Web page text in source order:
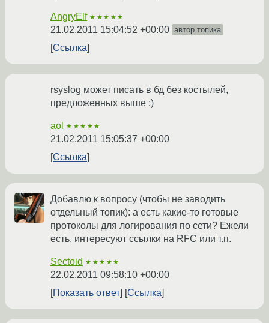
AngryElf ★★★★★
21.02.2011 15:04:52 +00:00 автор топика
Ссылка
rsyslog может писать в бд без костылей,
предложенных выше :)
aol ★★★★★
21.02.2011 15:05:37 +00:00
Ссылка
Добавлю к вопросу (чтобы не заводить
отдельный топик): а есть какие-то готовые
протоколы для логирования по сети? Ежели
есть, интересуют ссылки на RFC или т.п.
Sectoid ★★★★★
22.02.2011 09:58:10 +00:00
Показать ответ
Ссылка